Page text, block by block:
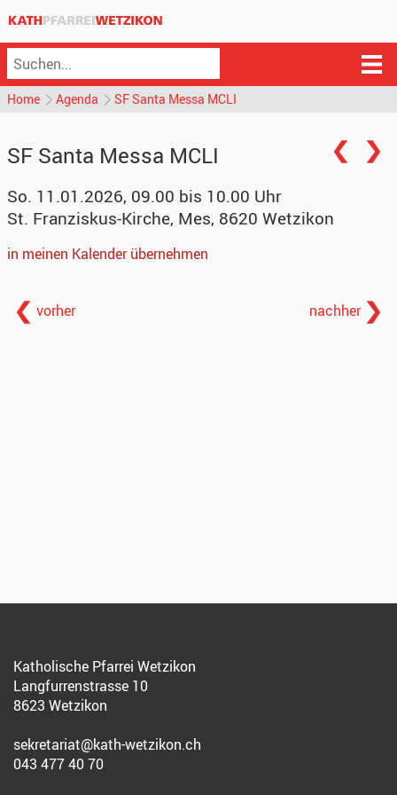
Home Agenda SF Santa Messa MCLI
SF Santa Messa MCLI
So. 11.01.2026, 09.00 bis 10.00 Uhr
St. Franziskus-Kirche, Mes, 8620 Wetzikon
in meinen Kalender übernehmen
vorher nachher
Katholische Pfarrei Wetzikon
Langfurrenstrasse 10
8623 Wetzikon
sekretariat@kath-wetzikon.ch
043 477 40 70